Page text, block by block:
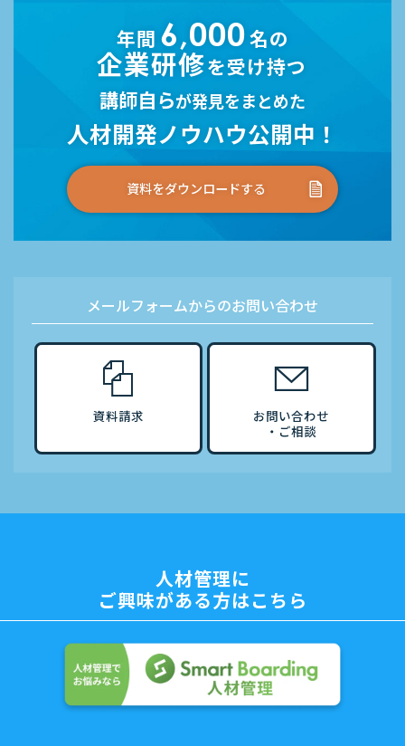
年間 6,000名の
企業研修を受け持つ
講師自らが発見をまとめた
人材開発ノウハウ公開中！
資料をダウンロードする
メールフォームからのお問い合わせ
資料請求
お問い合わせ
・ご相談
人材管理に
ご興味がある方はこちら